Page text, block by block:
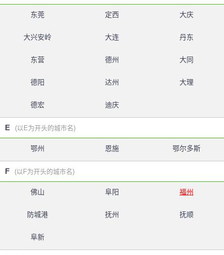
东莞 定西 大庆
大兴安岭 大连 丹东
东营 德州 大同
德阳 达州 大理
德宏 迪庆
E (以E为开头的城市名)
鄂州 恩施 鄂尔多斯
F (以F为开头的城市名)
佛山 阜阳 福州
防城港 抚州 抚顺
阜新